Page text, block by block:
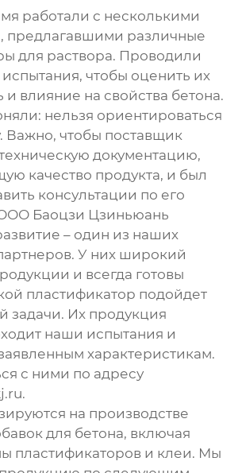
работали с несколькими
предлагавшими различные
для раствора. Проводили
чтобы оценить их
и влияние на свойства бетона.
нельзя ориентироваться
Важно, чтобы поставщик
документацию,
качество продукта, и был
консультации по его
Баоцзи Цзиньюань
– один из наших
У них широкий
и всегда готовы
пластификатор подойдет
задачи. Их продукция
наши испытания и
характеристикам.
с ними по адресу
на производстве
для бетона, включая
пластификаторов и клеи. Мы